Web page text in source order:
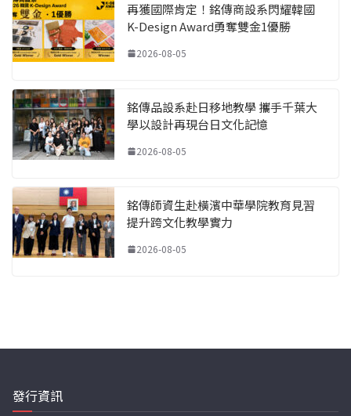
再獲國際肯定！銘傳商設系閃耀韓國
K-Design Award勇奪雙金1優勝
2026-08-05
銘傳品設系赴日移地教學 攜手千葉大
學以設計再現台日文化記憶
2026-08-05
銘傳師資生赴橫濱中華學院教育見習
提升跨文化教學實力
2026-08-05
發行資訊